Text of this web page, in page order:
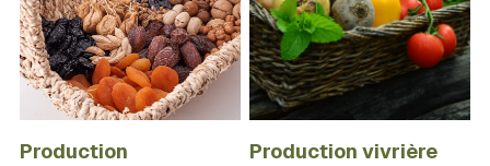
Mise en lien
Ils parlent de nous
Contact
Production
Production vivrière